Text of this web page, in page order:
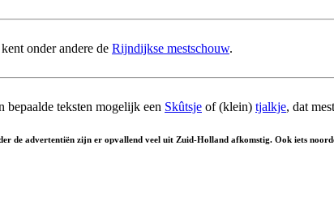
onder andere de Rijndijkse mestschouw.
bepaalde teksten mogelijk een Skûtsje of (klein) tjalkje, dat
de advertentiën zijn er opvallend veel uit Zuid-Holland afkomstig. Ook iets